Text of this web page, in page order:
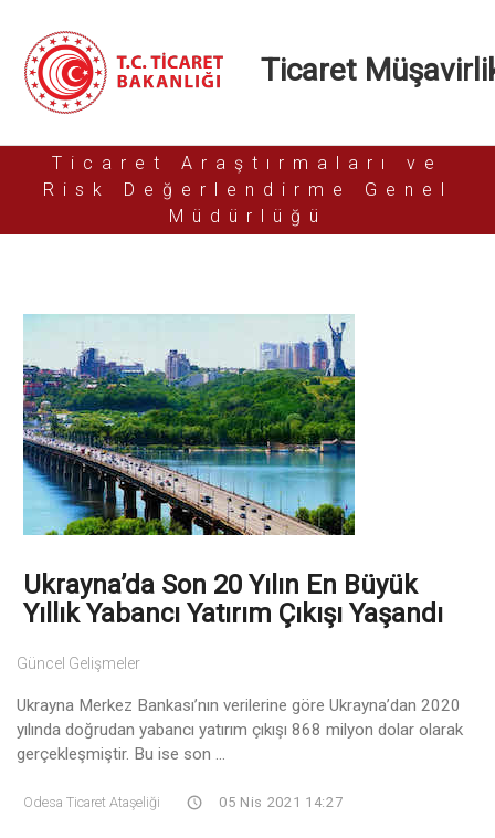
Ticaret
Ticaret Araştırmaları ve
Risk Değerlendirme Genel
Müdürlüğü
Ukrayna’da Son 20 Yılın En Büyük
Yıllık Yabancı Yatırım Çıkışı Yaşandı
Güncel Gelişmeler
Ukrayna Merkez Bankası’nın verilerine göre Ukrayna’dan 2020
yılında doğrudan yabancı yatırım çıkışı 868 milyon dolar olarak
gerçekleşmiştir. Bu ise son ...
Odesa Ticaret Ataşeliği 05 Nis 2021 14:27